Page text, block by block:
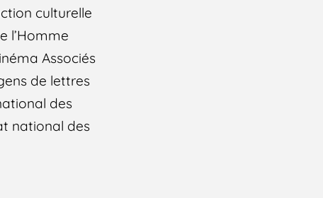
culturelle
l’Homme
Associés
de lettres
des
national des